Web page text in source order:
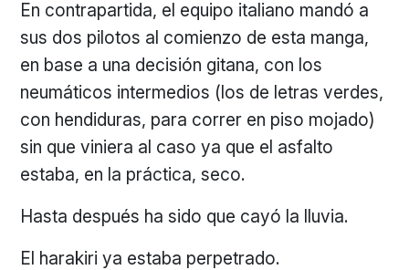
En contrapartida, el equipo italiano mandó a
sus dos pilotos al comienzo de esta manga,
en base a una decisión gitana, con los
neumáticos intermedios (los de letras verdes,
con hendiduras, para correr en piso mojado)
sin que viniera al caso ya que el asfalto
estaba, en la práctica, seco.
Hasta después ha sido que cayó la lluvia.
El harakiri ya estaba perpetrado.